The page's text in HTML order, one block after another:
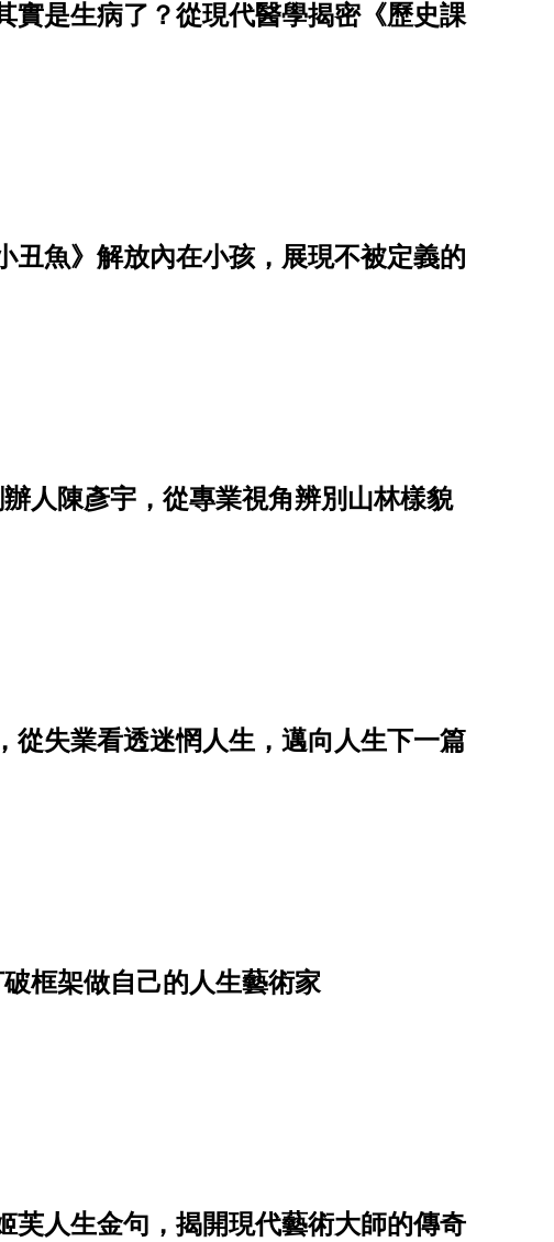
實是生病了？從現代醫學揭密《歷史課
丑魚》解放內在小孩，展現不被定義的
人陳彥宇，從專業視角辨別山林樣貌
從失業看透迷惘人生，邁向人生下一篇
框架做自己的人生藝術家
芙人生金句，揭開現代藝術大師的傳奇